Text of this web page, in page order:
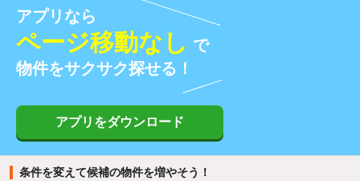
アプリなら
ページ移動なし で
物件をサクサク探せる！
アプリをダウンロード
条件を変えて候補の物件を増やそう！